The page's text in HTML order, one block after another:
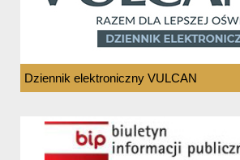
Dziennik elektroniczny VULCAN